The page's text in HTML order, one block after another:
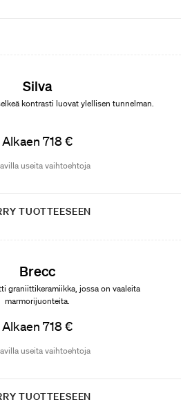
Silva
kontrasti luovat ylellisen tunnelman.
Alkaen 718 €
useita vaihtoehtoja
TUOTTEESEEN
Brecc
graniittikeramiikka, jossa on vaaleita
marmorijuonteita.
Alkaen 718 €
useita vaihtoehtoja
TUOTTEESEEN